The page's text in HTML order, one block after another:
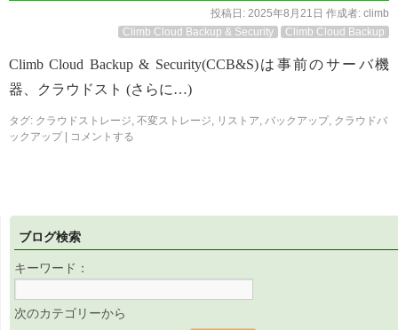
投稿日: 2025年8月21日 作成者: climb
Climb Cloud Backup & Security
Climb Cloud Backup
Climb Cloud Backup & Security(CCB&S)は事前のサーバ機
器、クラウドスト (さらに…)
タグ: クラウドストレージ, 不変ストレージ, リストア, バックアップ, クラウドバ
ックアップ
コメントする
ブログ検索
キーワード：
次のカテゴリーから